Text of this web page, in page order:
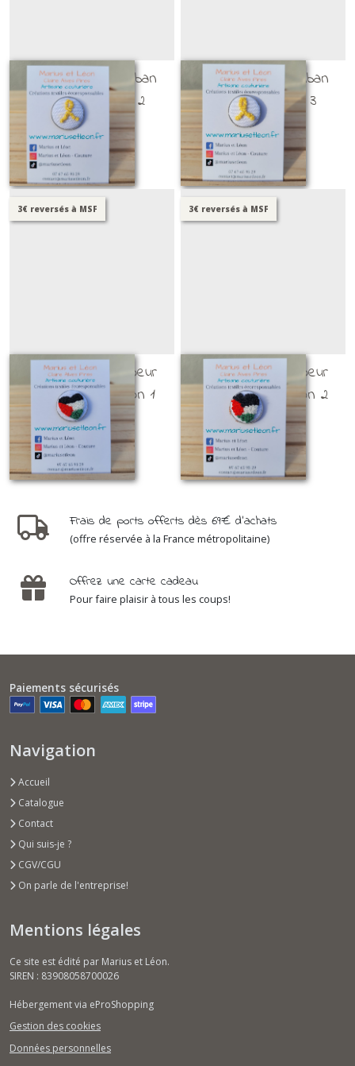
Broche brodée ruban
jaune - version 2
BROCHES BRODÉES
Broche brodée ruban
jaune - version 3
BROCHES BRODÉES
3€ reversés à MSF
Broche brodée coeur
Palestine - version 1
BROCHES BRODÉES
3€ reversés à MSF
Broche brodée coeur
Palestine - version 2
BROCHES BRODÉES
25€
Frais de ports offerts dès 69€ d'achats
(offre réservée à la France métropolitaine)
Offrez une carte cadeau
Pour faire plaisir à tous les coups!
Paiements sécurisés
Navigation
Accueil
Catalogue
Contact
Qui suis-je ?
CGV/CGU
On parle de l'entreprise!
Mentions légales
Ce site est édité par Marius et Léon.
SIREN : 83908058700026
Hébergement via eProShopping
Gestion des cookies
Données personnelles